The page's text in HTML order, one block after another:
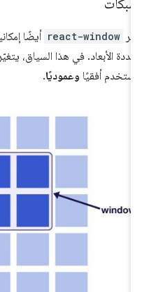
react-window أيضًا إمكانية
الأبعاد. في هذا السياق، يتغيّر
أفقيًاوعموديًا.